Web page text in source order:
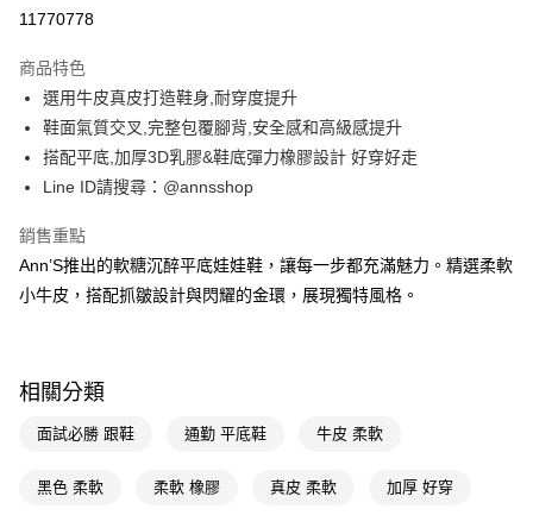
台灣樂天信用卡公司
Google Pay
全支付
大哥付你分期
相關說明
【大哥付你分期使用說明】
1.本服務由台灣大哥大提供，台灣大哥大用戶可立即使用無須另外申請。
流程，驗證手機門號後，選擇欲分期的期數、繳款截止日，確認付款後即完
成交易。
4.訂單成立30分鐘內，如未前往確認交易或遇審核未通過，訂單將自動取
1.分期款項不併入電信帳單，「大哥付你分期」於每月結算日後寄送繳費提
2.透過簡訊連結打開帳單後，可選擇「超商條碼／台灣大直營門市／銀行轉
【注意事項】
AFTEE先享後付
【關於「AFTEE先享後付」】
AFTEE先享後付是「在收到商品之後才付款」的支付方式。 讓您購物簡單
便利好安心！
【「AFTEE先享後付」結帳流程】
結帳頁面，進行簡訊認證並確認金額後，即可完成結帳。
３．收到繳費通知簡訊後14天內，點擊此簡訊中的連結，可透過四大超商／
ATM付款
每筆NT$100，滿NT$999(含以上)免運費
付款後全家取貨
11770778
商品特色
選用牛皮真皮打造鞋身,耐穿度提升
鞋面氣質交叉,完整包覆腳背,安全感和高級感提升
搭配平底,加厚3D乳膠&鞋底彈力橡膠設計 好穿好走
Line ID請搜尋：@annsshop
銷售重點
Ann’S推出的軟糖沉醉平底娃娃鞋，讓每一步都充滿魅力。精選柔軟
小牛皮，搭配抓皺設計與閃耀的金環，展現獨特風格。
相關分類
面試必勝 跟鞋 通勤 平底鞋 牛皮 柔軟
黑色 柔軟 柔軟 橡膠 真皮 柔軟 加厚 好穿